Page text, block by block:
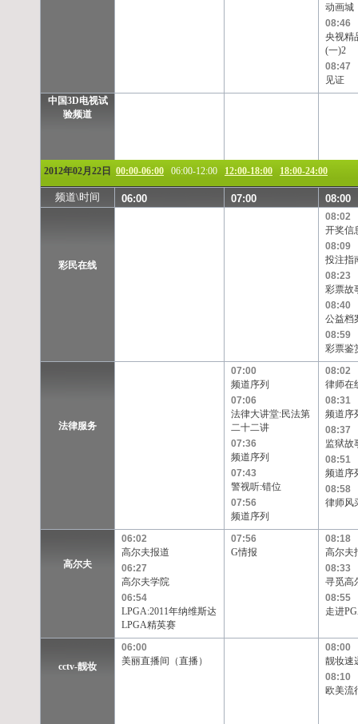
动画城
08:46
央视精
(一)2
08:47
见证
中国3D电视试
验频道
2012年02月22日 00:00-06:00 06:00-12:00 12:00-18:00 18:00-24:00
频道\时间 06:00 07:00 08:00
彩民在线
08:02
开奖信
08:09
投注指
08:23
彩票故
08:40
公益档
08:59
彩票鉴
法律服务
07:00
频道序列
07:06
法律大讲堂:民法第
二十二讲
07:36
频道序列
07:43
警视听:错位
07:56
频道序列
08:02
律师在
08:31
频道序
08:37
监狱故
08:51
频道序
08:58
律师风
高尔夫
06:02
高尔夫报道
06:27
高尔夫学院
06:54
LPGA:2011年纳维斯达
LPGA精英赛
07:56
G情报
08:18
高尔夫
08:33
寻觅高
08:55
走进
cctv-靓妆
06:00
美丽直播间（直播）
08:00
靓妆速
08:10
欧美流